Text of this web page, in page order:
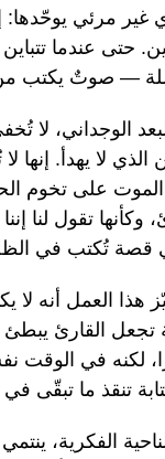
غير مرئي يوحّدها:
حتى عندما
— صوتٌ يكتب من
الوجداني، لا
الذي لا يهدأ.
على تخوم
وكأنها تقول لنا
قصة تُكتب في
هذا العمل أنه لا
تجعل القارئ
لكنه في الوقت
كتابة تنقذ ما تبقّى
الفكرية،